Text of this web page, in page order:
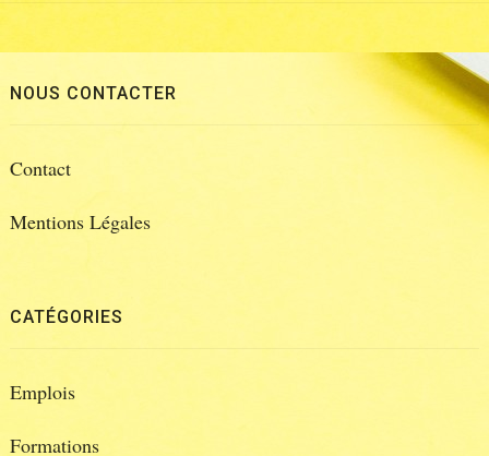
NOUS CONTACTER
Contact
Mentions Légales
CATÉGORIES
Emplois
Formations